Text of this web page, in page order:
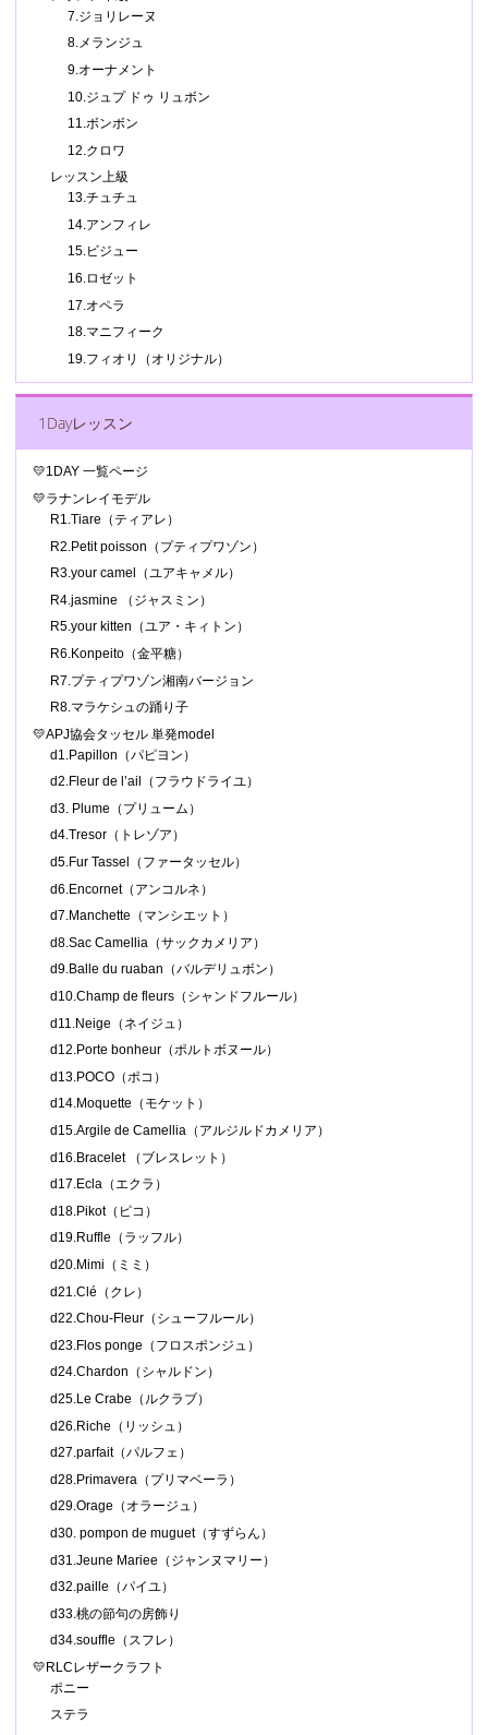
7.ジョリレーヌ
8.メランジュ
9.オーナメント
10.ジュプ ドゥ リュボン
11.ボンボン
12.クロワ
レッスン上級
13.チュチュ
14.アンフィレ
15.ビジュー
16.ロゼット
17.オペラ
18.マニフィーク
19.フィオリ（オリジナル）
1Dayレッスン
💛1DAY 一覧ページ
💛ラナンレイモデル
R1.Tiare（ティアレ）
R2.Petit poisson（プティプワゾン）
R3.your camel（ユアキャメル）
R4.jasmine （ジャスミン）
R5.your kitten（ユア・キィトン）
R6.Konpeito（金平糖）
R7.プティプワゾン湘南バージョン
R8.マラケシュの踊り子
💛APJ協会タッセル 単発model
d1.Papillon（パピヨン）
d2.Fleur de l’ail（フラウドライユ）
d3. Plume（プリューム）
d4.Tresor（トレゾア）
d5.Fur Tassel（ファータッセル）
d6.Encornet（アンコルネ）
d7.Manchette（マンシエット）
d8.Sac Camellia（サックカメリア）
d9.Balle du ruaban（バルデリュボン）
d10.Champ de fleurs（シャンドフルール）
d11.Neige（ネイジュ）
d12.Porte bonheur（ポルトボヌール）
d13.POCO（ポコ）
d14.Moquette（モケット）
d15.Argile de Camellia（アルジルドカメリア）
d16.Bracelet （ブレスレット）
d17.Ecla（エクラ）
d18.Pikot（ピコ）
d19.Ruffle（ラッフル）
d20.Mimi（ミミ）
d21.Clé（クレ）
d22.Chou-Fleur（シューフルール）
d23.Flos ponge（フロスポンジュ）
d24.Chardon（シャルドン）
d25.Le Crabe（ルクラブ）
d26.Riche（リッシュ）
d27.parfait（パルフェ）
d28.Primavera（プリマベーラ）
d29.Orage（オラージュ）
d30. pompon de muguet（すずらん）
d31.Jeune Mariee（ジャンヌマリー）
d32.paille（パイユ）
d33.桃の節句の房飾り
d34.souffle（スフレ）
💛RLCレザークラフト
ポニー
ステラ